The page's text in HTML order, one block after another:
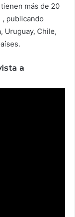
más de 20
, publicando
Uruguay, Chile,
a